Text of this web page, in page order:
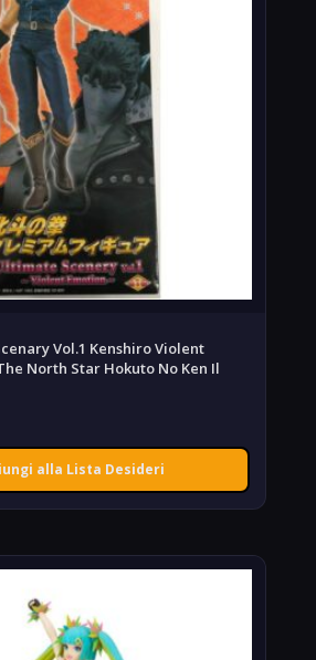
Vol.1 Kenshiro Violent
North Star Hokuto No Ken Il
alla Lista Desideri